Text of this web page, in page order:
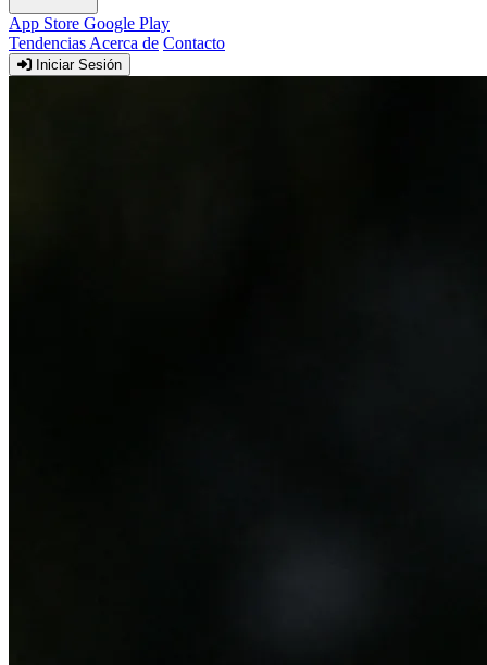
App Store Google Play
Tendencias Acerca de Contacto
Iniciar Sesión